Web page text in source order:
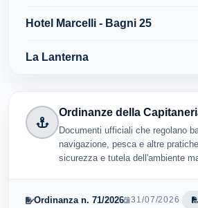
Hotel Marcelli - Bagni 25
La Lanterna
Ordinanze della
Documenti ufficiali che regolano
navigazione, pesca e altre
sicurezza e tutela dell'ambiente
Ordinanza n. 71/2026 31/07/2026